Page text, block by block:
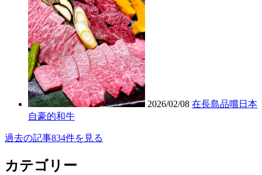
2026/02/08 在長島品嚐日本
自豪的和牛
過去の記事834件を見る
カテゴリー